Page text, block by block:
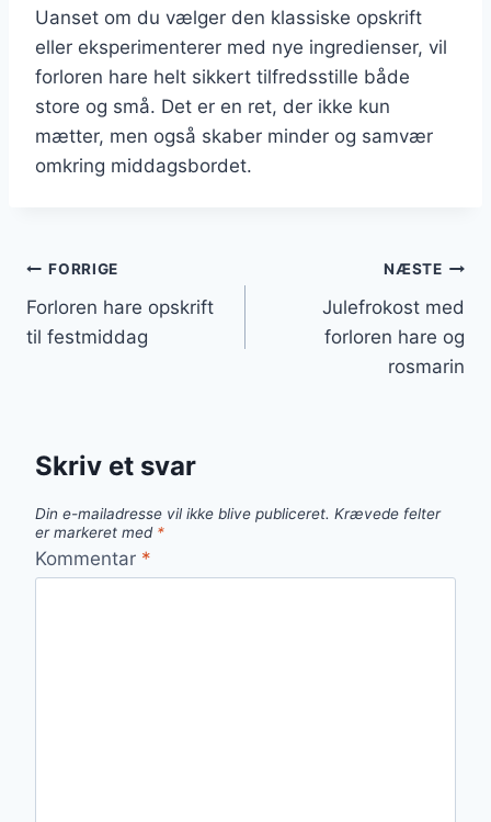
Uanset om du vælger den klassiske opskrift
eller eksperimenterer med nye ingredienser, vil
forloren hare helt sikkert tilfredsstille både
store og små. Det er en ret, der ikke kun
mætter, men også skaber minder og samvær
omkring middagsbordet.
Indlægsnavigation
FORRIGE
Forloren hare opskrift
til festmiddag
NÆSTE
Julefrokost med
forloren hare og
rosmarin
Skriv et svar
Din e-mailadresse vil ikke blive publiceret. Krævede felter
er markeret med *
Kommentar *